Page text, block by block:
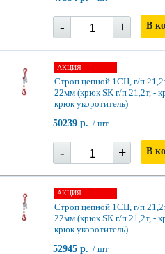
- + В
АКЦИЯ
Строп цепной 1СЦ, г/п
22мм (крюк SK г/п 21,2т, -
крюк укоротитель)
50239 р. / шт
- + В
АКЦИЯ
Строп цепной 1СЦ, г/п
22мм (крюк SK г/п 21,2т, -
крюк укоротитель)
52945 р. / шт